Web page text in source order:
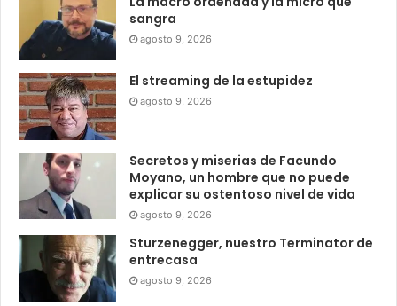
sangra
agosto 9, 2026
El streaming de la estupidez
agosto 9, 2026
Secretos y miserias de Facundo
Moyano, un hombre que no puede
explicar su ostentoso nivel de vida
agosto 9, 2026
Sturzenegger, nuestro Terminator de
entrecasa
agosto 9, 2026